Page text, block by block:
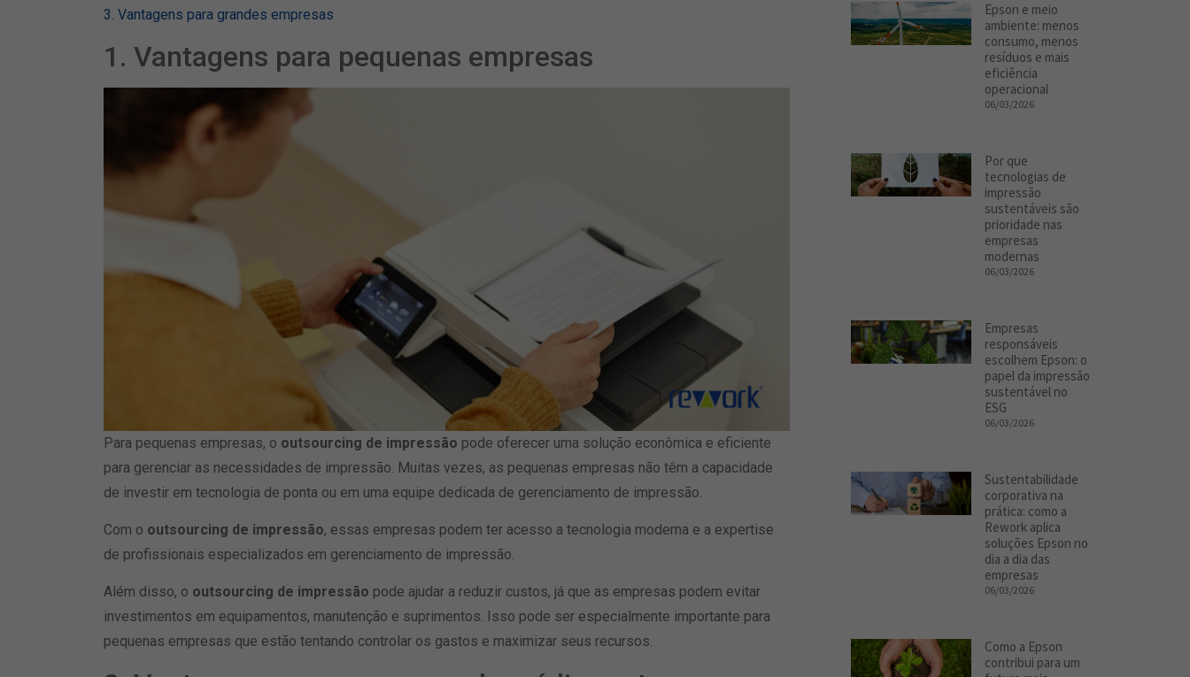
3. Vantagens para grandes empresas
1. Vantagens para pequenas empresas
Para pequenas empresas, o outsourcing de impressão pode oferecer uma solução econômica e eficiente
para gerenciar as necessidades de impressão. Muitas vezes, as pequenas empresas não têm a capacidade
de investir em tecnologia de ponta ou em uma equipe dedicada de gerenciamento de impressão.
Com o outsourcing de impressão, essas empresas podem ter acesso a tecnologia moderna e a expertise
de profissionais especializados em gerenciamento de impressão.
Além disso, o outsourcing de impressão pode ajudar a reduzir custos, já que as empresas podem evitar
investimentos em equipamentos, manutenção e suprimentos. Isso pode ser especialmente importante para
pequenas empresas que estão tentando controlar os gastos e maximizar seus recursos.
Epson e meio
ambiente: menos
consumo, menos
resíduos e mais
eficiência
operacional
06/03/2026
Por que
tecnologias de
impressão
sustentáveis são
prioridade nas
empresas
modernas
06/03/2026
Empresas
responsáveis
escolhem Epson: o
papel da impressão
sustentável no
ESG
06/03/2026
Sustentabilidade
corporativa na
prática: como a
Rework aplica
soluções Epson no
dia a dia das
empresas
06/03/2026
Como a Epson
contribui para um